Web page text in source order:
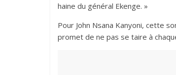
haine du général Ekenge. »‎
Pour John Nsana Kanyoni, cette
promet de ne pas se taire à